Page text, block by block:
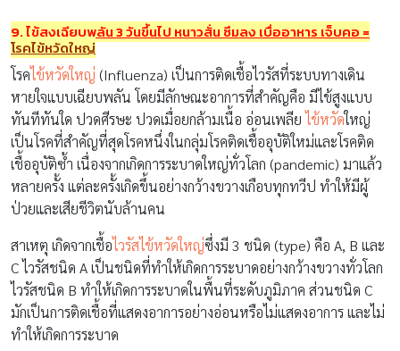
9. ไข้สูงเฉียบพลัน3วันขึ้นไป หนาวสั่น ซึมลง เบื่ออาหาร เจ็บคอ =
โรคไข้หวัดใหญ่
โรคไข้หวัดใหญ่ (Influenza) เป็นการติดเชื้อไวรัสที่ระบบทางเดิน
หายใจแบบเฉียบพลัน โดยมีลักษณะอาการที่สำคัญคือ มีไข้สูงแบบ
ทันทีทันใด ปวดศีรษะ ปวดเมื่อยกล้ามเนื้อ อ่อนเพลียไข้หวัดใหญ่
เป็นโรคที่สำคัญที่สุดโรคหนึ่งในกลุ่มโรคติดเชื้ออุบัติใหม่และโรคติด
เชื้ออุบัติซ้ำ เนื่องจากเกิดการระบาดใหญ่ทั่วโลก (pandemic) มาแล้ว
หลายครั้ง แต่ละครั้งเกิดขึ้นอย่างกว้างขวางเกือบทุกทวีป ทำให้มีผู้
ป่วยและเสียชีวิตนับล้านคน
สาเหตุ เกิดจากเชื้อไวรัสไข้หวัดใหญ่ซึ่งมี 3 ชนิด (type) คือ A, B และ
C ไวรัสชนิด A เป็นชนิดที่ทำให้เกิดการระบาดอย่างกว้างขวางทั่วโลก
ไวรัสชนิด B ทำให้เกิดการระบาดในพื้นที่ระดับภูมิภาค ส่วนชนิด C
มักเป็นการติดเชื้อที่แสดงอาการอย่างอ่อนหรือไม่แสดงอาการ และไม่
ทำให้เกิดการระบาด